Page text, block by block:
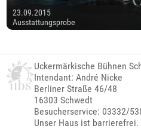
23.09.2015
Ausstattungsprobe
Uckermärkische Bühnen
Intendant: André Nicke
Berliner Straße 46/48
16303 Schwedt
Besucherservice: 03332/
Unser Haus ist barrierefrei.